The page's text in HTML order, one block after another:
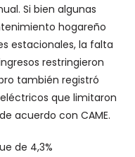
Si bien algunas
hogareño
estacionales, la falta
restringieron
también registró
que limitaron
acuerdo con CAME.
de 4,3%